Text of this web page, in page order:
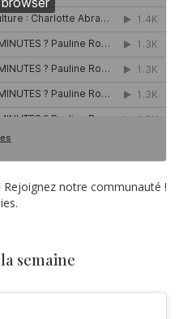
Rejoignez notre communauté !
semaine